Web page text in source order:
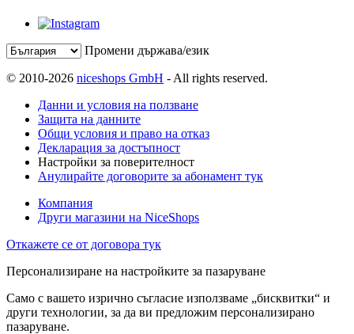
Промени държава/език
© 2010-2026 niceshops GmbH - All rights reserved.
Данни и условия на ползване
Защита на данните
Общи условия и право на отказ
Декларация за достъпност
Настройки за поверителност
Анулирайте договорите за абонамент тук
Компания
Други магазини на NiceShops
Откажете се от договора тук
Персонализиране на настройките за пазаруване
Само с вашето изрично съгласие използваме „бисквитки“ и
други технологии, за да ви предложим персонализирано
пазаруване.